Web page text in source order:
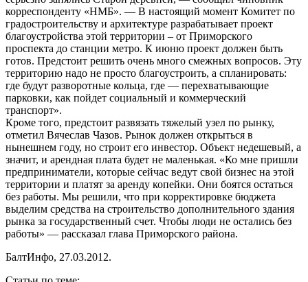
корреспонденту «НМБ». — В настоящий момент Комитет по
градостроительству и архитектуре разрабатывает проект
благоустройства этой территории – от Приморского
проспекта до станции метро. К июню проект должен быть
готов. Предстоит решить очень много смежных вопросов. Эту
территорию надо не просто благоустроить, а спланировать:
где будут разворотные кольца, где — перехватывающие
парковки, как пойдет социальный и коммерческий
транспорт».
Кроме того, предстоит развязать тяжелый узел по рынку,
отметил Вячеслав Чазов. Рынок должен открыться в
нынешнем году, но строит его инвестор. Объект недешевый, а
значит, и арендная плата будет не маленькая. «Ко мне пришли
предприниматели, которые сейчас ведут свой бизнес на этой
территории и платят за аренду копейки. Они боятся остаться
без работы. Мы решили, что при корректировке бюджета
выделим средства на строительство дополнительного здания
рынка за государственный счет. Чтобы люди не остались без
работы» — рассказал глава Приморского района.
БалтИнфо, 27.03.2012.